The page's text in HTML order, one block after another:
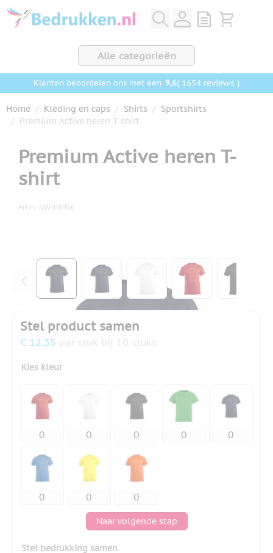
Ga naar de inhoud
View quote,
Bekijk
Alle categorieën
Klanten beoordelen ons met een 9,6( 1654 reviews )
Home / Kleding en caps / Shirts / Sportshirts
/ Premium Active heren T-shirt
Premium Active heren T-
shirt
Art.nr. NW-100166
View larger imageView larger imageView larger image
View larger
Stel product samen
€ 12,35 per stuk bij 10 stuks
Kies kleur
Naar volgende stap
Stel bedrukking samen